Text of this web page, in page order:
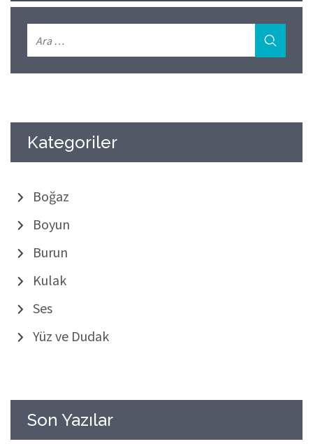
Kategoriler
Boğaz
Boyun
Burun
Kulak
Ses
Yüz ve Dudak
Son Yazılar